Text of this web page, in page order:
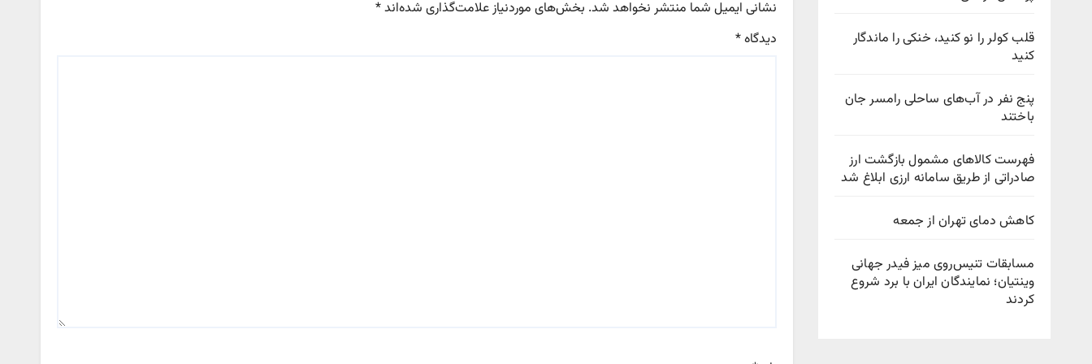
قلب کولر را نو کنید، خنکی را ماندگار
کنید
پنج نفر در آب‌های ساحلی رامسر جان
باختند
فهرست کالاهای مشمول بازگشت ارز
صادراتی از طریق سامانه ارزی ابلاغ شد
کاهش دمای تهران از جمعه
مسابقات تنیس‌روی میز فیدر جهانی
وینتیان؛ نمایندگان ایران با برد شروع
کردند
نشانی ایمیل شما منتشر نخواهد شد. بخش‌های موردنیاز علامت‌گذاری شده‌اند*
دیدگاه*